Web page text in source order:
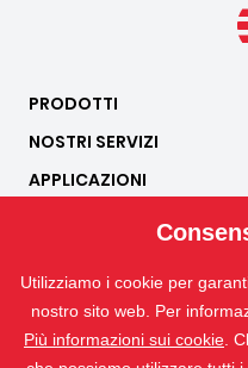
PRODOTTI
NOSTRI SERVIZI
APPLICAZIONI
Utilizziamo i cookie per
nostro sito web. Per
Più informazioni sui cookie .